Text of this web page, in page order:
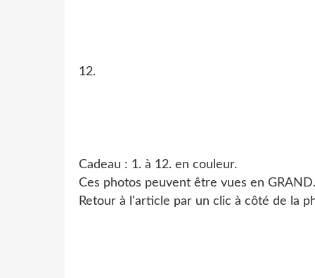
12.
Cadeau : 1. à 12. en couleur.
Ces photos peuvent être vues en GRAND.
Retour à l'article par un clic à côté de la